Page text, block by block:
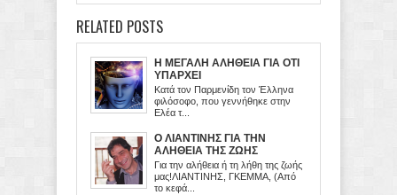
RELATED POSTS
Η ΜΕΓΑΛΗ ΑΛΗΘΕΙΑ ΓΙΑ ΟΤΙ
ΥΠΑΡΧΕΙ
Κατά τον Παρμενίδη τον Έλληνα
φιλόσοφο, που γεννήθηκε στην
Ελέα τ...
Ο ΛΙΑΝΤΙΝΗΣ ΓΙΑ ΤΗΝ
ΑΛΗΘΕΙΑ ΤΗΣ ΖΩΗΣ
Για την αλήθεια ή τη λήθη της ζωής
μας!ΛΙΑΝΤΙΝΗΣ, ΓΚΕΜΜΑ, (Από
το κεφά...